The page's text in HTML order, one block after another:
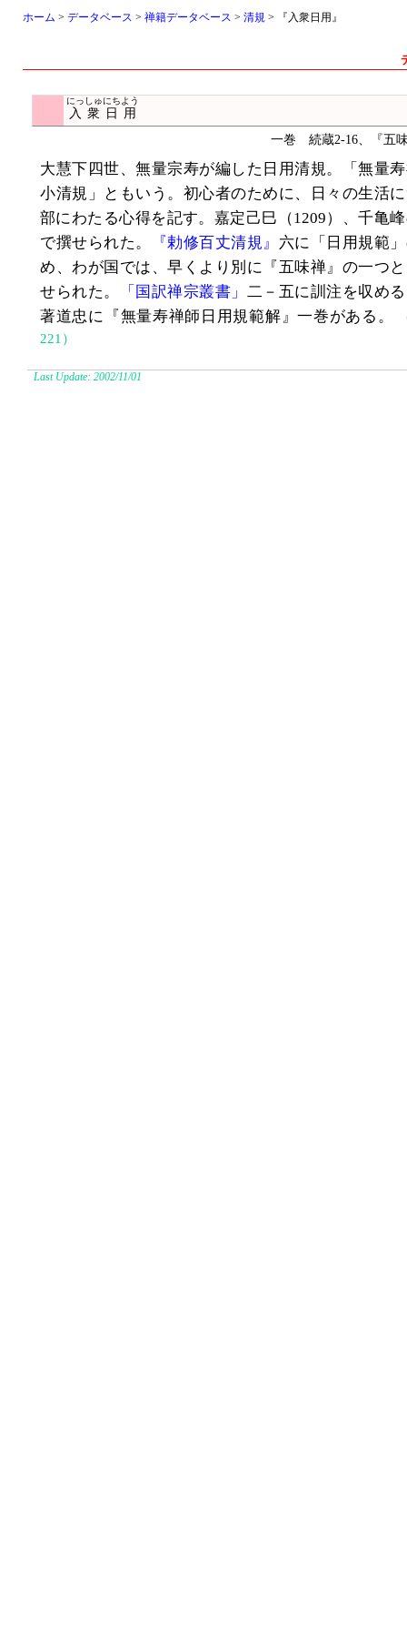
ホーム > データベース > 禅籍データベース > 清規 > 『入衆日用』
入衆日用
にっしゅにちよう
一巻 続蔵2-16、『五
大慧下四世、無量宗寿が編した日用清規。「無量
小清規」ともいう。初心者のために、日々の生活
部にわたる心得を記す。嘉定己巳（1209）、千亀
で撰せられた。
『勅修百丈清規』 六に「日用規範
め、わが国では、早くより別に『五味禅』の一つ
せられた。
「国訳禅宗叢書」 二－五に訓注を収め
著道忠に『無量寿禅師日用規範解』一巻がある。
221）
Last Update: 2002/11/01